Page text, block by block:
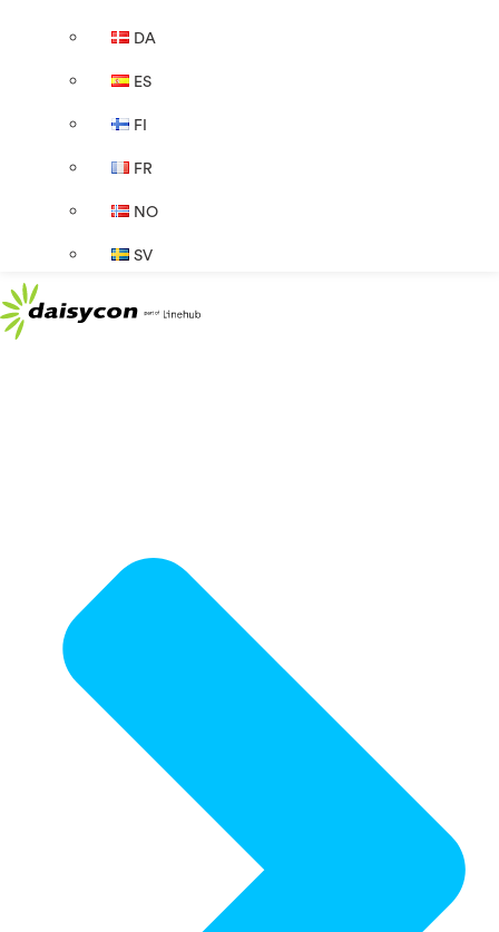
DA
ES
FI
FR
NO
SV